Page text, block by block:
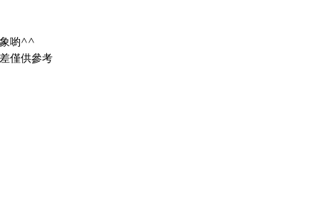
喲^^
僅供參考